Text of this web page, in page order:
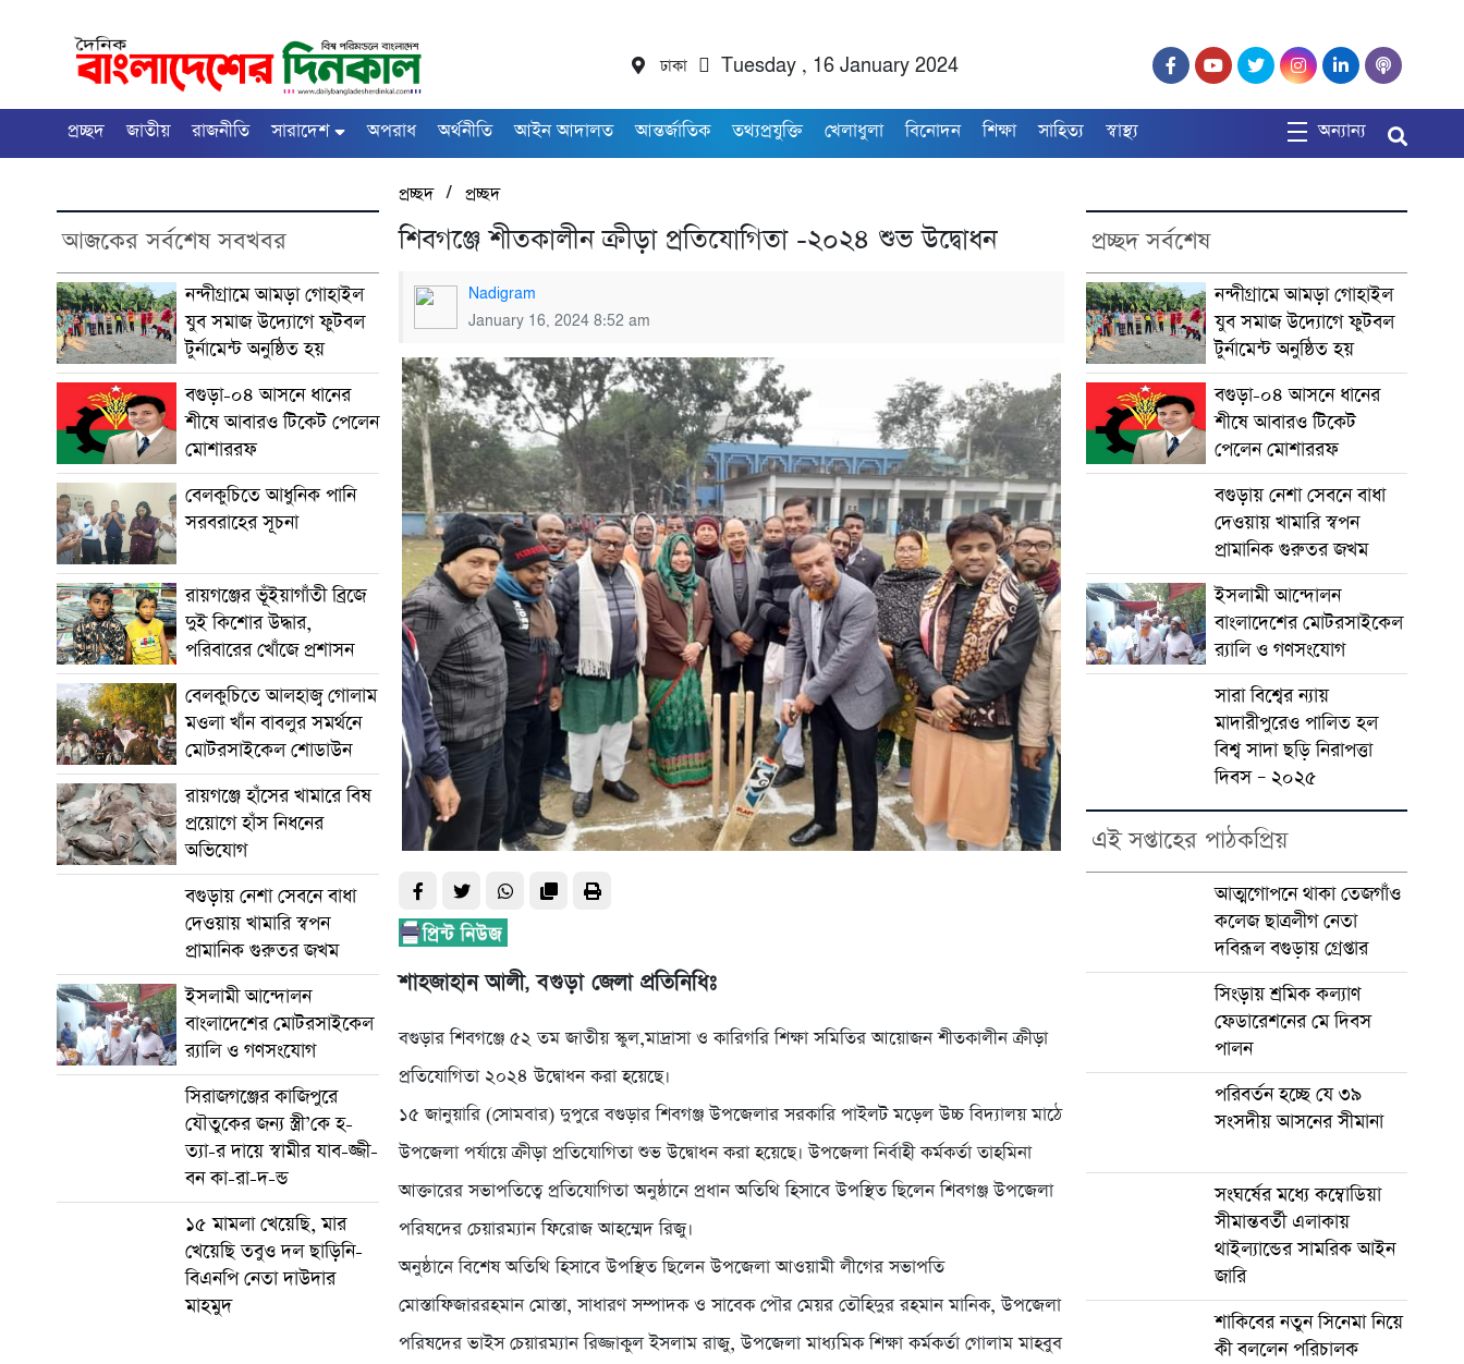
ঢাকা Tuesday , 16 January 2024
প্রচ্ছদ জাতীয় রাজনীতি সারাদেশ অপরাধ অর্থনীতি আইন আদালত আন্তর্জাতিক তথ্যপ্রযুক্তি খেলাধুলা বিনোদন শিক্ষা সাহিত্য স্বাস্থ্য অন্যান্য
আজকের সর্বশেষ সবখবর
নন্দীগ্রামে আমড়া গোহাইল
যুব সমাজ উদ্যোগে ফুটবল
টুর্নামেন্ট অনুষ্ঠিত হয়
বগুড়া-০৪ আসনে ধানের
শীষে আবারও টিকেট পেলেন
মোশাররফ
বেলকুচিতে আধুনিক পানি
সরবরাহের সূচনা
রায়গঞ্জের ভূঁইয়াগাঁতী ব্রিজে
দুই কিশোর উদ্ধার,
পরিবারের খোঁজে প্রশাসন
বেলকুচিতে আলহাজ্ব গোলাম
মওলা খাঁন বাবলুর সমর্থনে
মোটরসাইকেল শোডাউন
রায়গঞ্জে হাঁসের খামারে বিষ
প্রয়োগে হাঁস নিধনের
অভিযোগ
বগুড়ায় নেশা সেবনে বাধা
দেওয়ায় খামারি স্বপন
প্রামানিক গুরুতর জখম
ইসলামী আন্দোলন
বাংলাদেশের মোটরসাইকেল
র‍্যালি ও গণসংযোগ
সিরাজগঞ্জের কাজিপুরে
যৌতুকের জন্য স্ত্রী’কে হ-
ত্যা-র দায়ে স্বামীর যাব-জ্জী-
বন কা-রা-দ-ন্ড
১৫ মামলা খেয়েছি, মার
খেয়েছি তবুও দল ছাড়িনি-
বিএনপি নেতা দাউদার
মাহমুদ
প্রচ্ছদ/প্রচ্ছদ
শিবগঞ্জে শীতকালীন ক্রীড়া প্রতিযোগিতা -২০২৪ শুভ উদ্বোধন
Nadigram
January 16, 2024 8:52 am
শাহজাহান আলী, বগুড়া জেলা প্রতিনিধিঃ
বগুড়ার শিবগঞ্জে ৫২ তম জাতীয় স্কুল,মাদ্রাসা ও কারিগরি শিক্ষা সমিতির আয়োজন শীতকালীন ক্রীড়া
প্রতিযোগিতা ২০২৪ উদ্বোধন করা হয়েছে।
১৫ জানুয়ারি (সোমবার) দুপুরে বগুড়ার শিবগঞ্জ উপজেলার সরকারি পাইলট মড়েল উচ্চ বিদ্যালয় মাঠে
উপজেলা পর্যায়ে ক্রীড়া প্রতিযোগিতা শুভ উদ্বোধন করা হয়েছে। উপজেলা নির্বাহী কর্মকর্তা তাহমিনা
আক্তারের সভাপতিত্বে প্রতিযোগিতা অনুষ্ঠানে প্রধান অতিথি হিসাবে উপস্থিত ছিলেন শিবগঞ্জ উপজেলা
পরিষদের চেয়ারম্যান ফিরোজ আহম্মেদ রিজু।
অনুষ্ঠানে বিশেষ অতিথি হিসাবে উপস্থিত ছিলেন উপজেলা আওয়ামী লীগের সভাপতি
মোস্তাফিজাররহমান মোস্তা, সাধারণ সম্পাদক ও সাবেক পৌর মেয়র তৌহিদুর রহমান মানিক, উপজেলা
পরিষদের ভাইস চেয়ারম্যান রিজ্জাকুল ইসলাম রাজু, উপজেলা মাধ্যমিক শিক্ষা কর্মকর্তা গোলাম মাহবুব
প্রচ্ছদ সর্বশেষ
নন্দীগ্রামে আমড়া গোহাইল
যুব সমাজ উদ্যোগে ফুটবল
টুর্নামেন্ট অনুষ্ঠিত হয়
বগুড়া-০৪ আসনে ধানের
শীষে আবারও টিকেট
পেলেন মোশাররফ
বগুড়ায় নেশা সেবনে বাধা
দেওয়ায় খামারি স্বপন
প্রামানিক গুরুতর জখম
ইসলামী আন্দোলন
বাংলাদেশের মোটরসাইকেল
র‍্যালি ও গণসংযোগ
সারা বিশ্বের ন্যায়
মাদারীপুরেও পালিত হল
বিশ্ব সাদা ছড়ি নিরাপত্তা
দিবস – ২০২৫
এই সপ্তাহের পাঠকপ্রিয়
আত্মগোপনে থাকা তেজগাঁও
কলেজ ছাত্রলীগ নেতা
দবিরূল বগুড়ায় গ্রেপ্তার
সিংড়ায় শ্রমিক কল্যাণ
ফেডারেশনের মে দিবস
পালন
পরিবর্তন হচ্ছে যে ৩৯
সংসদীয় আসনের সীমানা
সংঘর্ষের মধ্যে কম্বোডিয়া
সীমান্তবর্তী এলাকায়
থাইল্যান্ডের সামরিক আইন
জারি
শাকিবের নতুন সিনেমা নিয়ে
কী বললেন পরিচালক